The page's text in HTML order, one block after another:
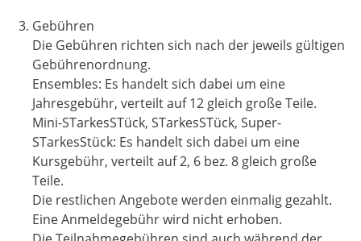
Gebühren
Die Gebühren richten sich nach der jeweils gültigen
Gebührenordnung.
Ensembles: Es handelt sich dabei um eine
Jahresgebühr, verteilt auf 12 gleich große Teile.
Mini-STarkesSTück, STarkesSTück, Super-
STarkesStück: Es handelt sich dabei um eine
Kursgebühr, verteilt auf 2, 6 bez. 8 gleich große
Teile.
Die restlichen Angebote werden einmalig gezahlt.
Eine Anmeldegebühr wird nicht erhoben.